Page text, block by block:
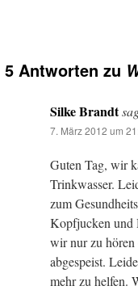
5 Antworten zu
Silke Brandt
7. März 2012 um
Guten Tag, wir
Trinkwasser.
zum
Kopfjucken und
wir nur zu hören
abgespeist.
mehr zu helfen.